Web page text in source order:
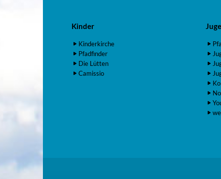
Kinder
Kinderkirche
Pfadfinder
Die Lütten
Camissio